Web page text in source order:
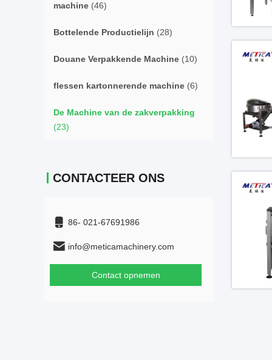
machine (46)
Bottelende Productielijn (28)
Douane Verpakkende Machine (10)
flessen kartonnerende machine (6)
De Machine van de zakverpakking
(23)
CONTACTEER ONS
86- 021-67691986
info@meticamachinery.com
Contact opnemen